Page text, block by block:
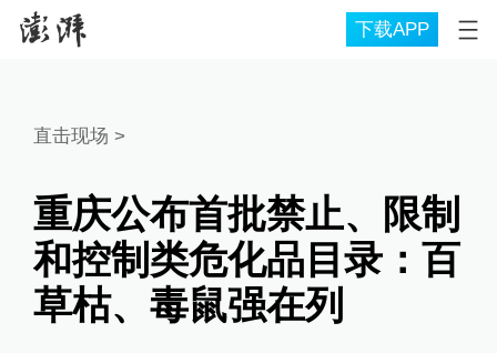
下载APP
直击现场 >
重庆公布首批禁止、限制
和控制类危化品目录：百
草枯、毒鼠强在列